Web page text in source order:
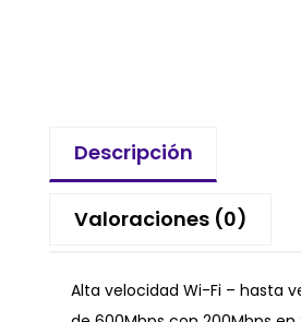
Descripción
Valoraciones (0)
Alta velocidad Wi-Fi – hasta